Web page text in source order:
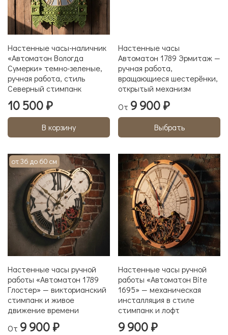
Настенные часы-наличник
«Автоматон Вологда
Сумерки» темно-зеленые,
ручная работа, стиль
Северный стимпанк
10 500 ₽
В корзину
Настенные часы
Автоматон 1789 Эрмитаж —
ручная работа,
вращающиеся шестерёнки,
открытый механизм
От 9 900 ₽
Выбрать
от 36 до 60 см
Настенные часы ручной
работы «Автоматон 1789
Глостер» — викторианский
стимпанк и живое
движение времени
От 9 900 ₽
Настенные часы ручной
работы «Автоматон Bite
1695» — механическая
инсталляция в стиле
стимпанк и лофт
9 900 ₽